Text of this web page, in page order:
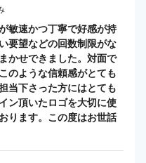
敏速かつ丁寧で好感が持
要望などの回数制限がな
かせできました。対面で
のような信頼感がとても
当下さった方にはとても
ン頂いたロゴを大切に使
ります。この度はお世話